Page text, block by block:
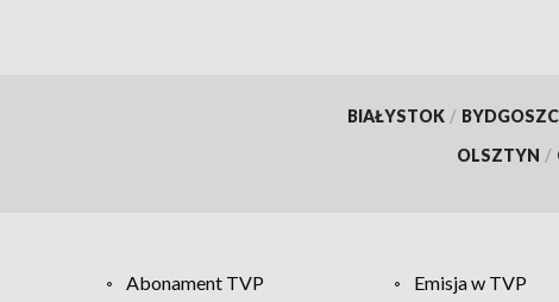
BIAŁYSTOK /
OLSZTYN /
Abonament TVP Emisja w TVP